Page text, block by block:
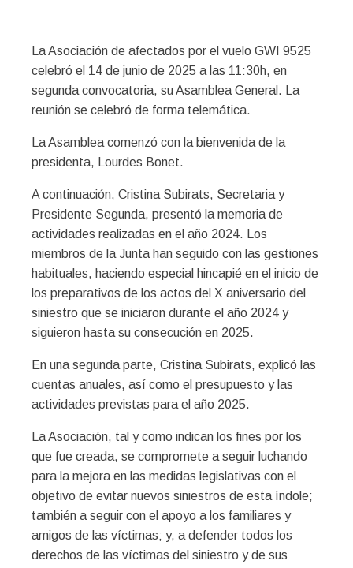
La Asociación de afectados por el vuelo GWI 9525
celebró el 14 de junio de 2025 a las 11:30h, en
segunda convocatoria, su Asamblea General. La
reunión se celebró de forma telemática.
La Asamblea comenzó con la bienvenida de la
presidenta, Lourdes Bonet.
A continuación, Cristina Subirats, Secretaria y
Presidente Segunda, presentó la memoria de
actividades realizadas en el año 2024. Los
miembros de la Junta han seguido con las gestiones
habituales, haciendo especial hincapié en el inicio de
los preparativos de los actos del X aniversario del
siniestro que se iniciaron durante el año 2024 y
siguieron hasta su consecución en 2025.
En una segunda parte, Cristina Subirats, explicó las
cuentas anuales, así como el presupuesto y las
actividades previstas para el año 2025.
La Asociación, tal y como indican los fines por los
que fue creada, se compromete a seguir luchando
para la mejora en las medidas legislativas con el
objetivo de evitar nuevos siniestros de esta índole;
también a seguir con el apoyo a los familiares y
amigos de las víctimas; y, a defender todos los
derechos de las víctimas del siniestro y de sus